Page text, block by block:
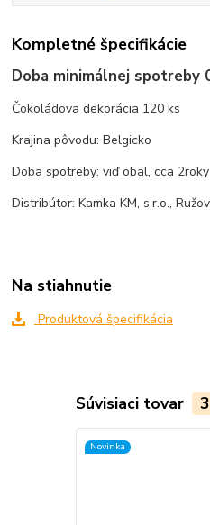
Kompletné špecifikácie
Doba minimálnej spotreby
Čokoládova dekorácia 120 ks
Krajina pôvodu: Belgicko
Doba spotreby: viď obal, cca 2roky
Distribútor: Kamka KM, s.r.o.,
Na stiahnutie
Produktová špecifikácia
Súvisiaci tovar 3
Novinka